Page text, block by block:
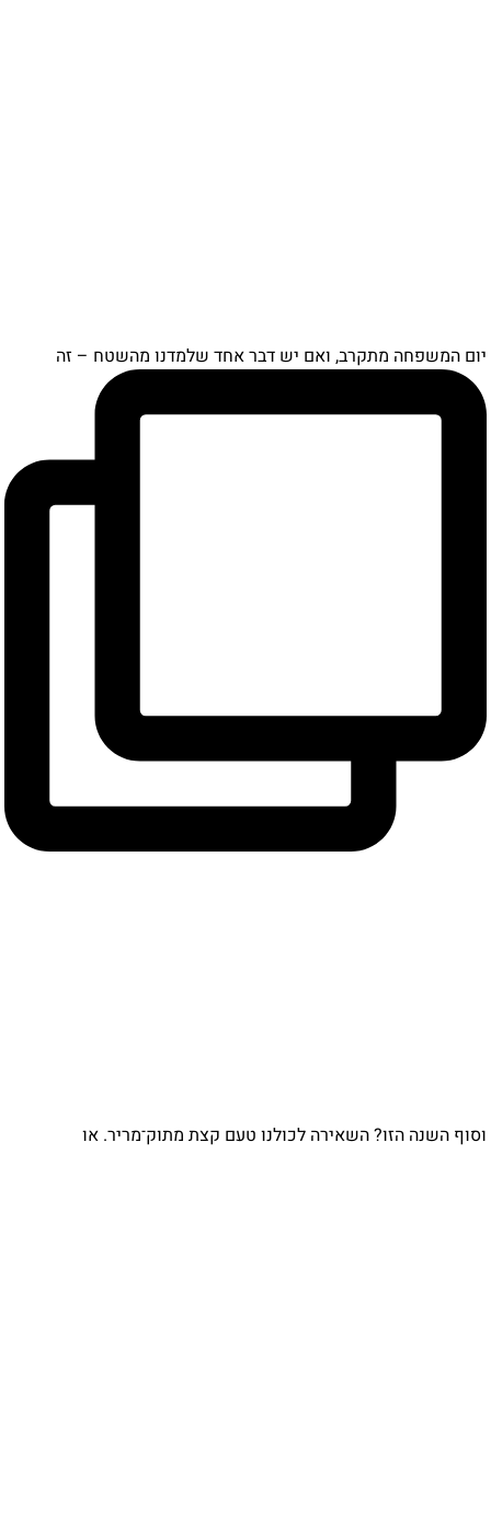
המשפחה מתקרב, ואם יש דבר אחד שלמדנו מהשטח – זה
השנה הזו? השאירה לכולנו טעם קצת מתוק־מריר. או